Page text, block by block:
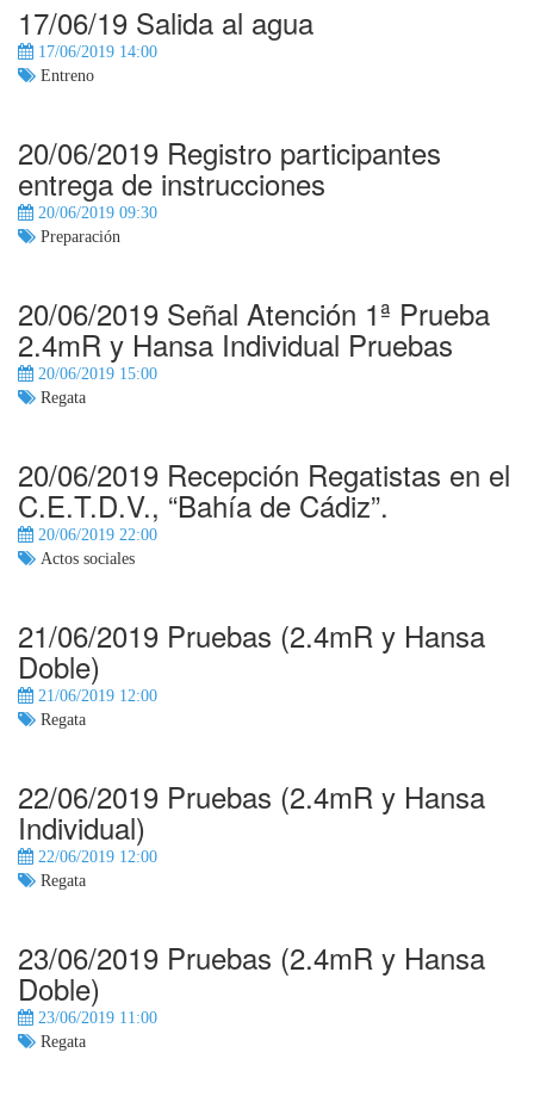
17/06/19 Salida al agua
17/06/2019 14:00
Entreno
20/06/2019 Registro participantes
entrega de instrucciones
20/06/2019 09:30
Preparación
20/06/2019 Señal Atención 1ª Prueba
2.4mR y Hansa Individual Pruebas
20/06/2019 15:00
Regata
20/06/2019 Recepción Regatistas en el
C.E.T.D.V., “Bahía de Cádiz”.
20/06/2019 22:00
Actos sociales
21/06/2019 Pruebas (2.4mR y Hansa
Doble)
21/06/2019 12:00
Regata
22/06/2019 Pruebas (2.4mR y Hansa
Individual)
22/06/2019 12:00
Regata
23/06/2019 Pruebas (2.4mR y Hansa
Doble)
23/06/2019 11:00
Regata